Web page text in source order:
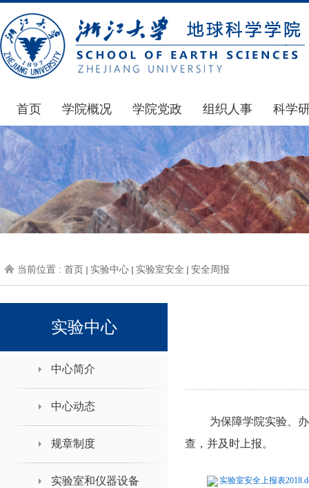
首页 学院概况
学院简介
发展简史
组织机构
师资力量
学院院刊
学院党政
通知公告
学院发文
党委会议纪要
党政联席会议纪要
人力资源会议纪要
办事指南
组织人事
通知公告
博士后管理
人才招聘
年度考核
职称晋升
下载专区
科学
国家
科研
通知
科研
地科
当前位置 : 首页 实验中心 实验室安全 安全周报
实验中心
中心简介
中心动态
规章制度
实验室和仪器设备
为保障学院实验、
查，并及时上报。
实验室安全上报表